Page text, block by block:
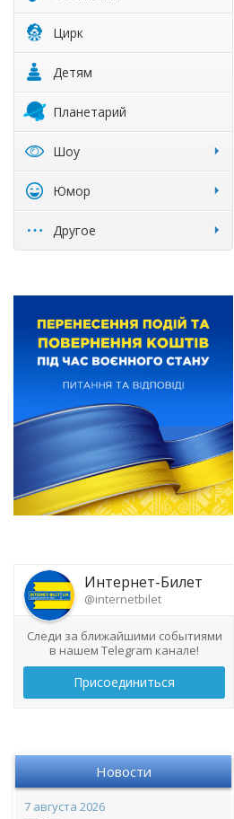
Цирк
Детям
Планетарий
Шоу
Юмор
Другое
Интернет-Билет
@internetbilet
Следи за ближайшими событиями
в нашем Telegram канале!
Присоединиться
Новости
7 августа 2026